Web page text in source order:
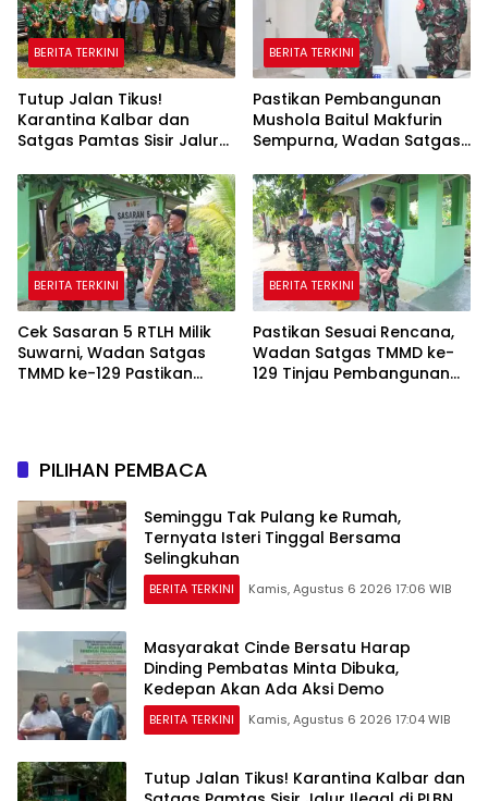
BERITA TERKINI
Tutup Jalan Tikus!
Karantina Kalbar dan
Satgas Pamtas Sisir Jalur
BERITA TERKINI
Pastikan Pembangunan
Mushola Baitul Makfurin
Sempurna, Wadan Satgas
Lokasi
BERITA TERKINI
Cek Sasaran 5 RTLH Milik
Suwarni, Wadan Satgas
TMMD ke-129 Pastikan
BERITA TERKINI
Pastikan Sesuai Rencana,
Wadan Satgas TMMD ke-
129 Tinjau Pembangunan
PILIHAN PEMBACA
Seminggu Tak Pulang ke Rumah,
Ternyata Isteri Tinggal Bersama
Selingkuhan
BERITA TERKINI Kamis, Agustus 6 2026 17:06 WIB
Masyarakat Cinde Bersatu Harap
Dinding Pembatas Minta Dibuka,
Kedepan Akan Ada Aksi Demo
BERITA TERKINI Kamis, Agustus 6 2026 17:04 WIB
Tutup Jalan Tikus! Karantina Kalbar dan